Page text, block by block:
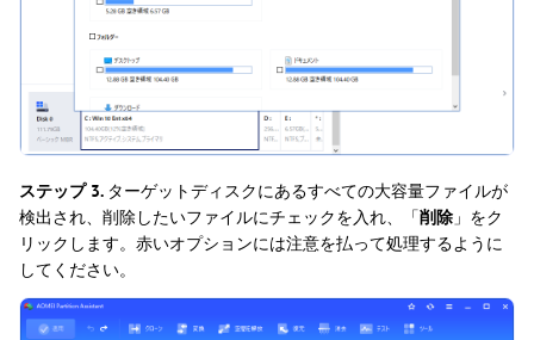
ステップ 3. ターゲットディスクにあるすべての大容量ファイルが
検出され、削除したいファイルにチェックを入れ、「削除 」をク
リックします。赤いオプションには注意を払って処理するように
してください。